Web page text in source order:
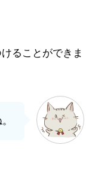
ることができま